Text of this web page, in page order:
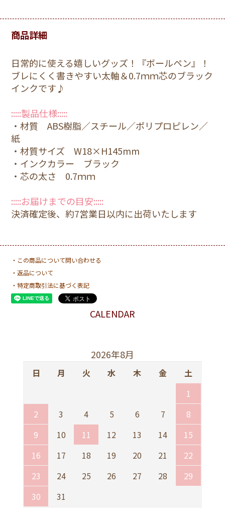
商品詳細
日常的に使える嬉しいグッズ！『ボールペン』！
ブレにくく書きやすい太軸＆0.7ｍｍ芯のブラック
インクです♪
:::::製品仕様:::::
・材質 ABS樹脂／スチール／ポリプロピレン／
紙
・材質サイズ W18×H145mm
・インクカラー ブラック
・芯の太さ 0.7ｍｍ
:::::お届けまでの目安:::::
決済確定後、約7営業日以内に出荷いたします
・この商品について問い合わせる
・返品について
・特定商取引法に基づく表記
CALENDAR
2026年8月
日 月 火 水 木 金
土
1
2
3 4 5 6 7
8
9
10 11 12 13 14
15
16
17 18 19 20 21
22
23
24 25 26 27 28
29
30
31